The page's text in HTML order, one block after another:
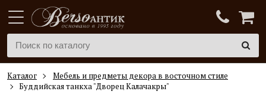
Каталог
Мебель и предметы декора в восточном стиле
Буддийская танкха "Дворец Калачакры"